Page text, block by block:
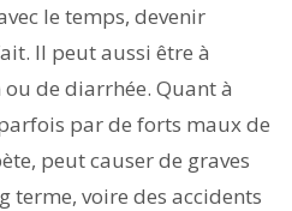
le temps, devenir
Il peut aussi être à
de diarrhée. Quant à
par de forts maux de
peut causer de graves
terme, voire des accidents